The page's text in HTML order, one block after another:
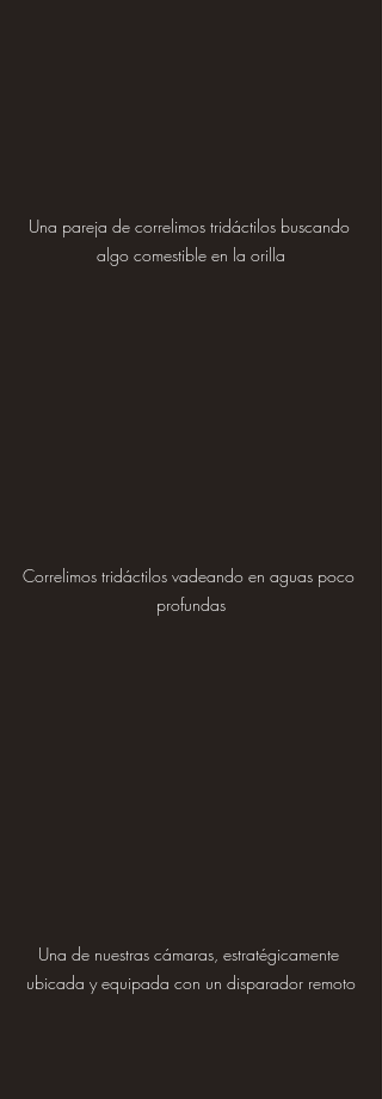
Una pareja de correlimos tridáctilos buscando
algo comestible en la orilla
Correlimos tridáctilos vadeando en aguas poco
profundas
Una de nuestras cámaras, estratégicamente
ubicada y equipada con un disparador remoto